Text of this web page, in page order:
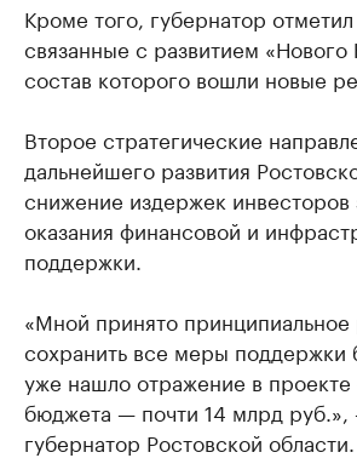
Кроме того, губернатор
связанные с развитием
состав которого вошли новые
Второе стратегические
дальнейшего развития
снижение издержек инвесторов
оказания финансовой и
поддержки.
«Мной принято
сохранить все меры поддержки
уже нашло отражение в проекте
бюджета — почти 14 млрд руб.»,
губернатор Ростовской области.